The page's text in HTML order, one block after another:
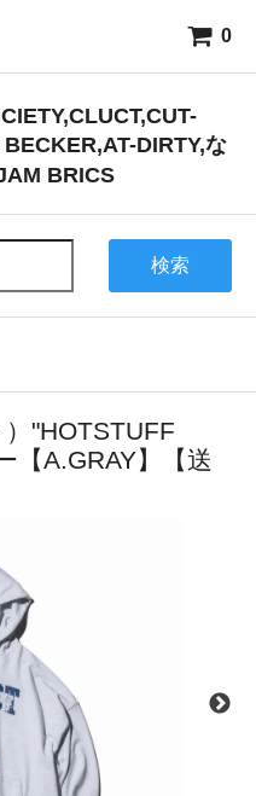
0
DIRTY,な
BRICS
検索
）"HOTSTUFF
【A.GRAY】【送